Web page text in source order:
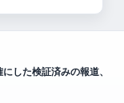
した検証済みの報道、